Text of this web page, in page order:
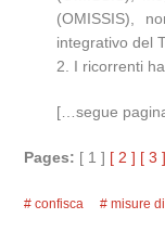
(OMISSIS),
integrativo del
2. I ricorrenti
[…segue
Pages: [ 1 ] [ 2 ] [ 3 ]
confisca misure